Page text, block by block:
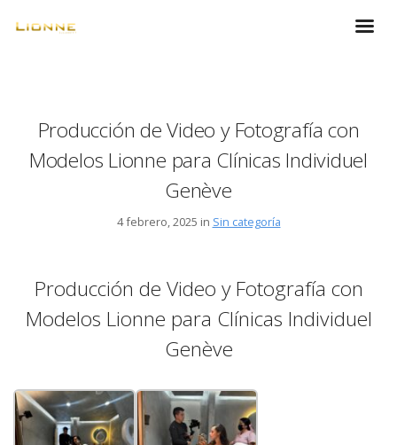
Producción de Video y Fotografía con
Modelos Lionne para Clínicas Individuel
Genève
4 febrero, 2025 in Sin categoría
Producción de Video y Fotografía con
Modelos Lionne para Clínicas Individuel
Genève